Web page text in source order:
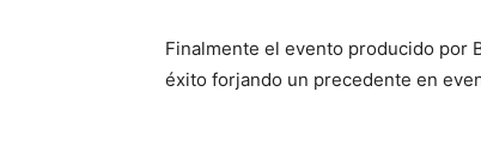
Finalmente el evento producido por
éxito forjando un precedente en